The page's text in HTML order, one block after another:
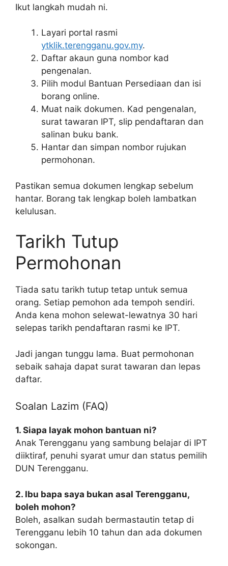
Ikut langkah mudah ni.
Layari portal rasmi
ytklik.terengganu.gov.my.
Daftar akaun guna nombor kad
pengenalan.
Pilih modul Bantuan Persediaan dan isi
borang online.
Muat naik dokumen. Kad pengenalan,
surat tawaran IPT, slip pendaftaran dan
salinan buku bank.
Hantar dan simpan nombor rujukan
permohonan.
Pastikan semua dokumen lengkap sebelum
hantar. Borang tak lengkap boleh lambatkan
kelulusan.
Tarikh Tutup
Permohonan
Tiada satu tarikh tutup tetap untuk semua
orang. Setiap pemohon ada tempoh sendiri.
Anda kena mohon selewat-lewatnya 30 hari
selepas tarikh pendaftaran rasmi ke IPT.
Jadi jangan tunggu lama. Buat permohonan
sebaik sahaja dapat surat tawaran dan lepas
daftar.
Soalan Lazim (FAQ)
1. Siapa layak mohon bantuan ni?
Anak Terengganu yang sambung belajar di IPT
diiktiraf, penuhi syarat umur dan status pemilih
DUN Terengganu.
2. Ibu bapa saya bukan asal Terengganu,
boleh mohon?
Boleh, asalkan sudah bermastautin tetap di
Terengganu lebih 10 tahun dan ada dokumen
sokongan.